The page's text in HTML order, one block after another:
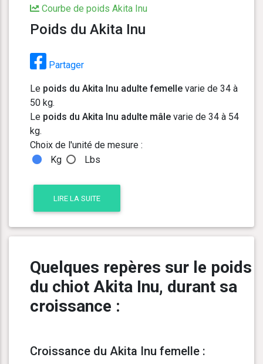
Courbe de poids Akita Inu
Poids du Akita Inu
Partager
Le poids du Akita Inu adulte femelle varie de 34 à
50 kg.
Le poids du Akita Inu adulte mâle varie de 34 à 54
kg.
Choix de l'unité de mesure :
Kg
Lbs
LIRE LA SUITE
Quelques repères sur le poids
du chiot Akita Inu, durant sa
croissance :
Croissance du Akita Inu femelle :